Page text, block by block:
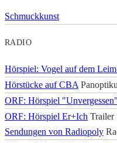
Schmuckkunst
RADIO
Hörspiel: Vogel auf dem
Hörstücke auf CBA
ORF: Hörspiel "Unvergessen"
ORF: Hörspiel Er+Ich Trailer
Sendungen von Radiopoly